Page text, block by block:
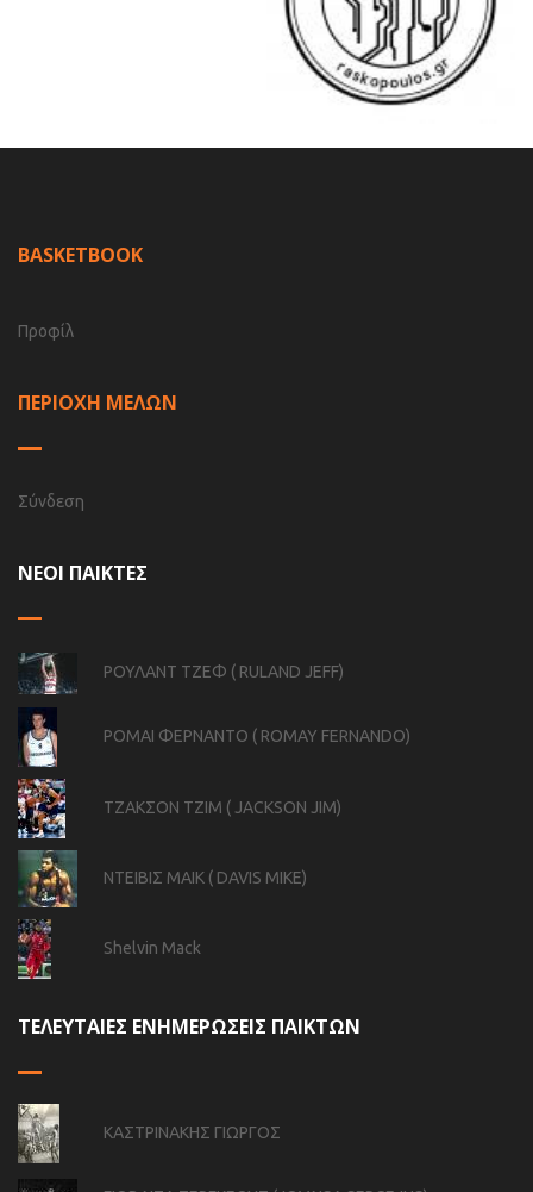
BASKETBOOK
Προφίλ
ΠΕΡΙΟΧΗ ΜΕΛΩΝ
Σύνδεση
ΝΕΟΙ ΠΑΙΚΤΕΣ
ΡΟΥΛΑΝΤ ΤΖΕΦ ( RULAND JEFF)
ΡΟΜΑΙ ΦΕΡΝΑΝΤΟ ( ROMAY FERNANDO)
ΤΖΑΚΣΟΝ ΤΖΙΜ ( JACKSON JIM)
ΝΤΕΙΒΙΣ ΜΑΙΚ ( DAVIS MIKE)
Shelvin Mack
ΤΕΛΕΥΤΑΙΕΣ ΕΝΗΜΕΡΩΣΕΙΣ ΠΑΙΚΤΩΝ
ΚΑΣΤΡΙΝΑΚΗΣ ΓΙΩΡΓΟΣ